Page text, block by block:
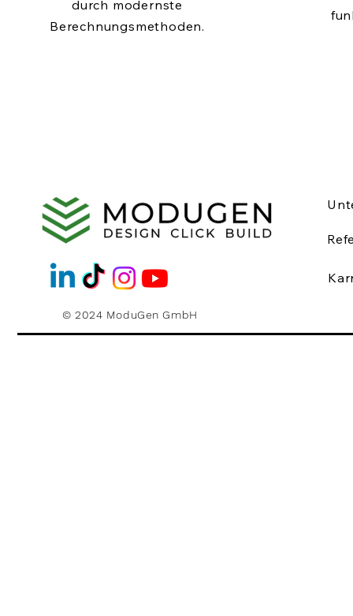
durch modernste
Berechnungsmethoden.
© 2024 ModuGen GmbH